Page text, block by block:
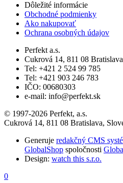
Dôležité informácie
Obchodné podmienky
Ako nakupovať
Ochrana osobných údajov
Perfekt a.s.
Cukrová 14, 811 08 Bratislava
Tel: +421 2 524 99 785
Tel: +421 903 246 783
IČO: 00680303
e-mail: info@perfekt.sk
© 1997-2026 Perfekt, a.s.
Cukrová 14, 811 08 Bratislava,
Generuje redakčný CMS
GlobalShop spoločnosti
Design: watch this s.r.o.
0